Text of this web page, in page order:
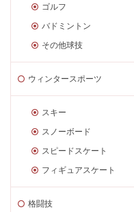
ゴルフ
バドミントン
その他球技
ウィンタースポーツ
スキー
スノーボード
スピードスケート
フィギュアスケート
格闘技